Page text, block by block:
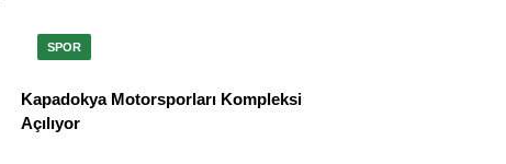
SPOR
Kapadokya Motorsporları Kompleksi
Açılıyor